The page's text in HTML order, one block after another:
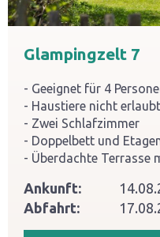
Glampingzelt 7
Geeignet für 4
Haustiere nicht erlaubt
Zwei Schlafzimmer
Doppelbett und
Überdachte Terrasse
Ankunft:
Abfahrt: